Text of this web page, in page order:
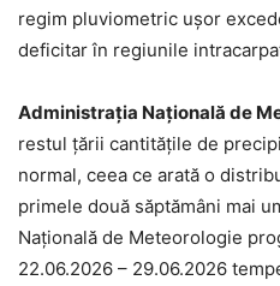
regim pluviometric ușor
deficitar în regiunile
Administrația Națională de
restul țării cantitățile de
normal, ceea ce arată o
primele două săptămâni mai
Națională de Meteorologie
22.06.2026 – 29.06.2026